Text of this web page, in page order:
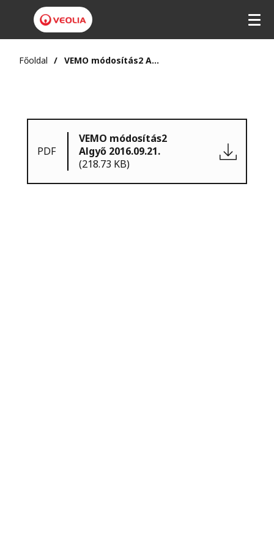
Főoldal VEMO módosítás2 Algyő 2016.09.21.
PDF
VEMO módosítás2
Algyő 2016.09.21.
(218.73 KB)